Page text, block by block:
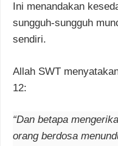
Ini menandakan
sungguh-sungguh
sendiri.
Allah SWT
12:
“Dan betapa
orang berdosa